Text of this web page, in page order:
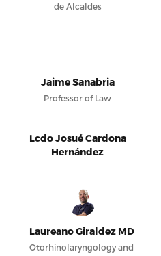
de Alcaldes
Jaime Sanabria
Professor of Law
Lcdo Josué Cardona
Hernández
Laureano Giraldez MD
Otorhinolaryngology and